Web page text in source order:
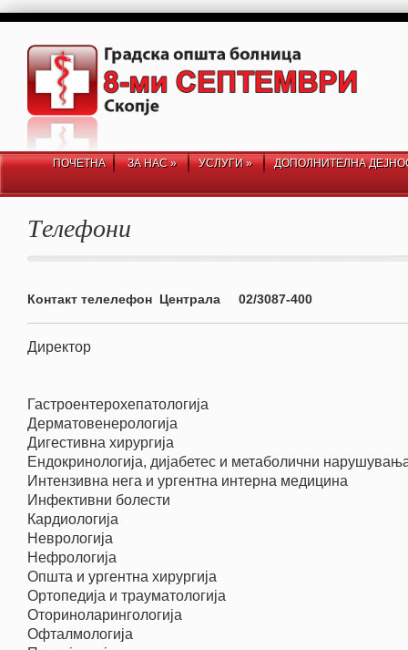
ПОЧЕТНА ЗА НАС» УСЛУГИ» ДОПОЛНИТЕЛНА
Телефони
Контакт телелефон Централа 02/3087-400
Директор
Гастроентерохепатологија
Дерматовенерологија
Дигестивна хирургија
Ендокринологија, дијабетес и метаболични
Интензивна нега и ургентна интерна медицина
Инфективни болести
Кардиологија
Неврологија
Нефрологија
Општа и ургентна хирургија
Ортопедија и трауматологија
Оториноларингологија
Офталмологија